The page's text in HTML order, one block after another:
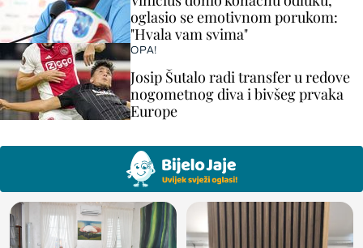
oglasio se emotivnom porukom:
"Hvala vam svima"
OPA!
Josip Šutalo radi transfer u redove
nogometnog diva i bivšeg prvaka
Europe